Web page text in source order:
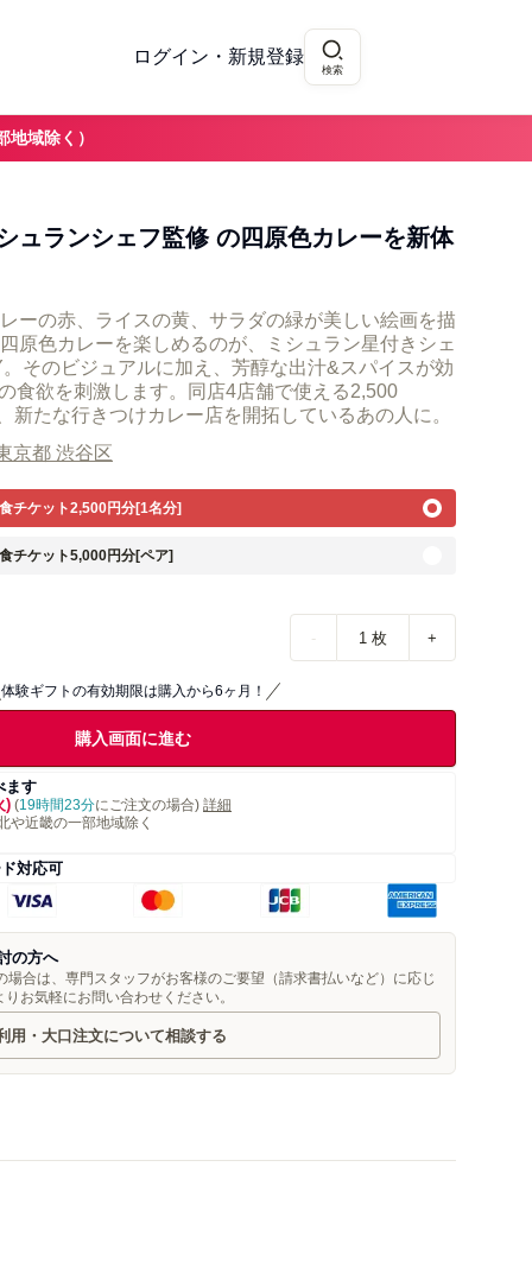
ログイン・新規登録
検索
域除く）
ュランシェフ監修 の四原色カレーを新体
ーの赤、ライスの黄、サラダの緑が美しい絵画を描
原色カレーを楽しめるのが、ミシュラン星付きシェ
そのビジュアルに加え、芳醇な出汁&スパイスが効
食欲を刺激します。同店4店舗で使える2,500
新たな行きつけカレー店を開拓しているあの人に。
京都 渋谷区
チケット2,500円分[1名分]
チケット5,000円分[ペア]
- 1 枚 +
体験ギフトの有効期限は購入から6ヶ月！
購入画面に進む
ます
) (19時間23分にご注文の場合) 詳細
や近畿の一部地域除く
対応可
の方へ
合は、専門スタッフがお客様のご要望（請求書払いなど）に応じ
お気軽にお問い合わせください。
用・大口注文について相談する